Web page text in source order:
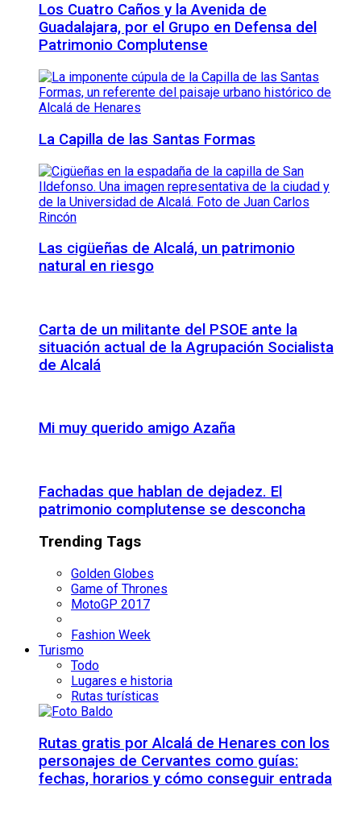
Los Cuatro Caños y la Avenida de
Guadalajara, por el Grupo en Defensa del
Patrimonio Complutense
La Capilla de las Santas Formas
Las cigüeñas de Alcalá, un patrimonio
natural en riesgo
Carta de un militante del PSOE ante la
situación actual de la Agrupación Socialista
de Alcalá
Mi muy querido amigo Azaña
Fachadas que hablan de dejadez. El
patrimonio complutense se desconcha
Trending Tags
Golden Globes
Game of Thrones
MotoGP 2017
Fashion Week
Turismo
Todo
Lugares e historia
Rutas turísticas
Rutas gratis por Alcalá de Henares con los
personajes de Cervantes como guías:
fechas, horarios y cómo conseguir entrada